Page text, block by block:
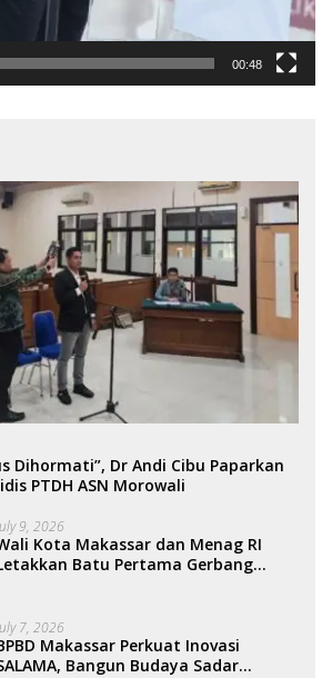
00:48
Dihormati”, Dr Andi Cibu Paparkan
PTDH ASN Morowali
9, 2026
Kota Makassar dan Menag RI
Batu Pertama Gerbang
7, 2026
Makassar Perkuat Inovasi
Bangun Budaya Sadar